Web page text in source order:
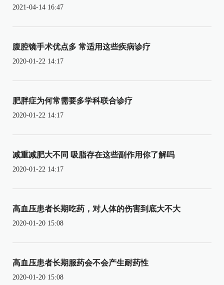
2021-04-14 16:47
腹腔镜手术优点多 常适用这些疾病诊疗
2020-01-22 14:17
肥胖症为何常需要多学科联合诊疗
2020-01-22 14:17
减重减肥大不同 吸脂存在这些副作用你了解吗
2020-01-22 14:17
高血压患者长期吃药，对人体的伤害到底大不大
2020-01-20 15:08
高血压患者长期服药会不会产生耐药性
2020-01-20 15:08